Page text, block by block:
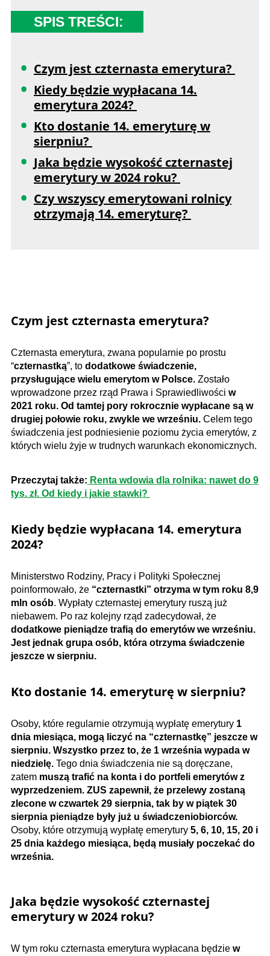
SPIS TREŚCI:
Czym jest czternasta emerytura?
Kiedy będzie wypłacana 14.
emerytura 2024?
Kto dostanie 14. emeryturę w
sierpniu?
Jaka będzie wysokość czternastej
emerytury w 2024 roku?
Czy wszyscy emerytowani rolnicy
otrzymają 14. emeryturę?
Czym jest czternasta emerytura?
Czternasta emerytura, zwana popularnie po prostu
“czternastką”, to dodatkowe świadczenie,
przysługujące wielu emerytom w Polsce. Zostało
wprowadzone przez rząd Prawa i Sprawiedliwości w
2021 roku. Od tamtej pory rokrocznie wypłacane są w
drugiej połowie roku, zwykle we wrześniu. Celem tego
świadczenia jest podniesienie poziomu życia emerytów, z
których wielu żyje w trudnych warunkach ekonomicznych.
Przeczytaj także: Renta wdowia dla rolnika: nawet do 9
tys. zł. Od kiedy i jakie stawki?
Kiedy będzie wypłacana 14. emerytura
2024?
Ministerstwo Rodziny, Pracy i Polityki Społecznej
poinformowało, że “czternastki” otrzyma w tym roku 8,9
mln osób. Wypłaty czternastej emerytury ruszą już
niebawem. Po raz kolejny rząd zadecydował, że
dodatkowe pieniądze trafią do emerytów we wrześniu.
Jest jednak grupa osób, która otrzyma świadczenie
jeszcze w sierpniu.
Kto dostanie 14. emeryturę w sierpniu?
Osoby, które regularnie otrzymują wypłatę emerytury 1
dnia miesiąca, mogą liczyć na “czternastkę” jeszcze w
sierpniu. Wszystko przez to, że 1 września wypada w
niedzielę. Tego dnia świadczenia nie są doręczane,
zatem muszą trafić na konta i do portfeli emerytów z
wyprzedzeniem. ZUS zapewnił, że przelewy zostaną
zlecone w czwartek 29 sierpnia, tak by w piątek 30
sierpnia pieniądze były już u świadczeniobiorców.
Osoby, które otrzymują wypłatę emerytury 5, 6, 10, 15, 20 i
25 dnia każdego miesiąca, będą musiały poczekać do
września.
Jaka będzie wysokość czternastej
emerytury w 2024 roku?
W tym roku czternasta emerytura wypłacana będzie w